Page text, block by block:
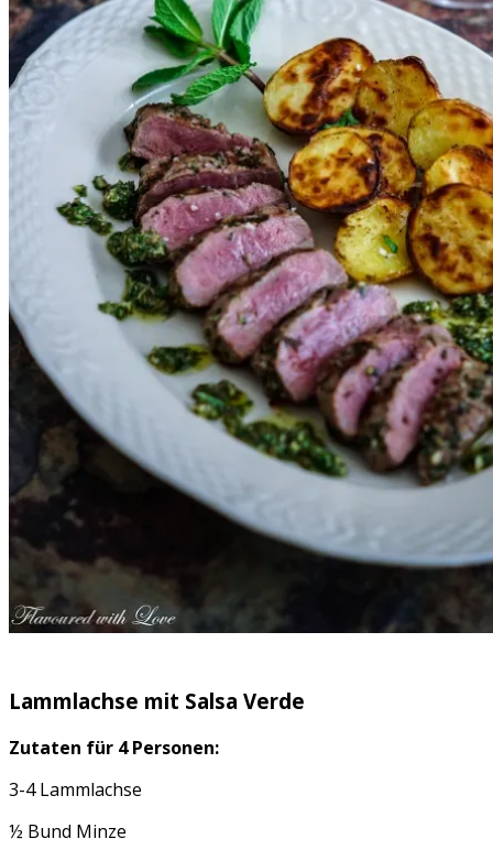
Lammlachse mit Salsa Verde
Zutaten für 4 Personen:
3-4 Lammlachse
½ Bund Minze